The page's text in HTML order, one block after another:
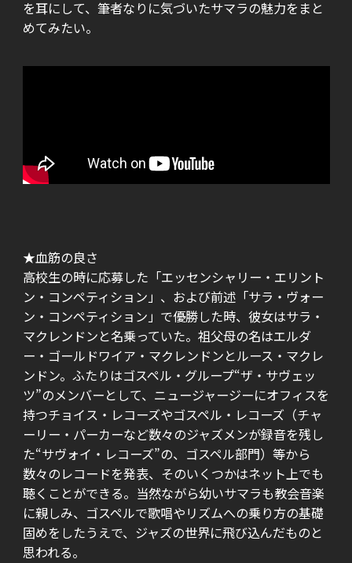
を耳にして、筆者なりに気づいたサマラの魅力をまと
めてみたい。
★血筋の良さ
高校生の時に応募した「エッセンシャリー・エリント
ン・コンペティション」、および前述「サラ・ヴォー
ン・コンペティション」で優勝した時、彼女はサラ・
マクレンドンと名乗っていた。祖父母の名はエルダ
ー・ゴールドワイア・マクレンドンとルース・マクレ
ンドン。ふたりはゴスペル・グループ“ザ・サヴェッ
ツ”のメンバーとして、ニュージャージーにオフィスを
持つチョイス・レコーズやゴスペル・レコーズ（チャ
ーリー・パーカーなど数々のジャズメンが録音を残し
た“サヴォイ・レコーズ”の、ゴスペル部門）等から
数々のレコードを発表、そのいくつかはネット上でも
聴くことができる。当然ながら幼いサマラも教会音楽
に親しみ、ゴスペルで歌唱やリズムへの乗り方の基礎
固めをしたうえで、ジャズの世界に飛び込んだものと
思われる。